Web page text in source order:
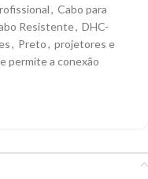
, Cabo para
Resistente, DHC-
, Preto, projetores e
permite a conexão